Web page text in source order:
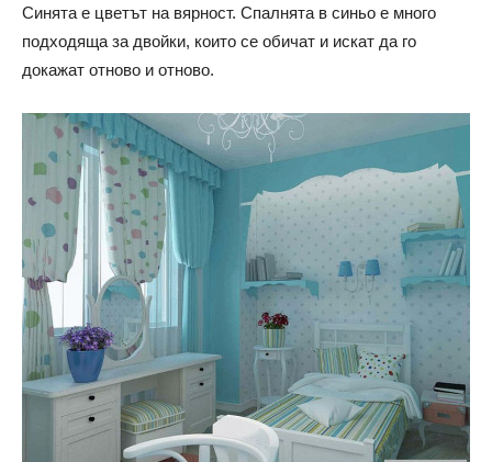
Синята е цветът на вярност. Спалнята в синьо е много
подходяща за двойки, които се обичат и искат да го
докажат отново и отново.